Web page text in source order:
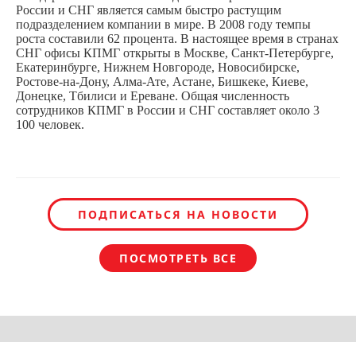
России и СНГ является самым быстро растущим
подразделением компании в мире. В 2008 году темпы
роста составили 62 процента. В настоящее время в странах
СНГ офисы КПМГ открыты в Москве, Санкт-Петербурге,
Екатеринбурге, Нижнем Новгороде, Новосибирске,
Ростове-на-Дону, Алма-Ате, Астане, Бишкеке, Киеве,
Донецке, Тбилиси и Ереване. Общая численность
сотрудников КПМГ в России и СНГ составляет около 3
100 человек.
ПОДПИСАТЬСЯ НА НОВОСТИ
ПОСМОТРЕТЬ ВСЕ